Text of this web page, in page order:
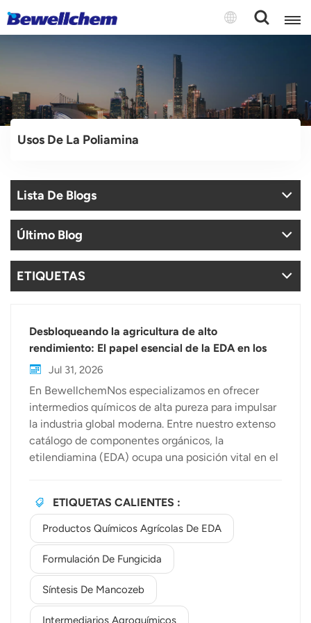
English
Русский
中文
Español
Usos De La Poliamina
Lista De Blogs
Último Blog
ETIQUETAS
Desbloqueando la agricultura de alto
rendimiento: El papel esencial de la EDA en los
productos químicos agrícolas y las materias
Jul 31, 2026
En BewellchemNos especializamos en ofrecer
intermedios químicos de alta pureza para impulsar
la industria global moderna. Entre nuestro extenso
catálogo de componentes orgánicos, la
etilendiamina (EDA) ocupa una posición vital en el
cada vez más importantes, comprender el valor de
Productos químicos agrícolas de EDA Ayuda a
formuladores y fabricantes a desarrollar soluciones
eficaces y de alto rendimiento para la protección
de cultivos.En la protección moderna de cultivos,
Usos de la poliamina Sus aplicaciones van mucho
más allá de las reacciones químicas básicas. La
ETIQUETAS CALIENTES :
Productos Químicos Agrícolas De EDA
Formulación De Fungicida
Síntesis De Mancozeb
Intermediarios Agroquímicos